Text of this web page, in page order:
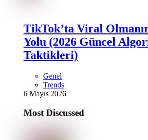
TikTok’ta Viral
Yolu (2026 Güncel
Taktikleri)
Genel
Trends
6 Mayıs 2026
Most Discussed